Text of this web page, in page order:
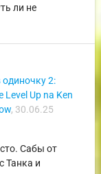
ли не
2:
Level Up na Ken
, 30.06.25
Сабы от
Танка и